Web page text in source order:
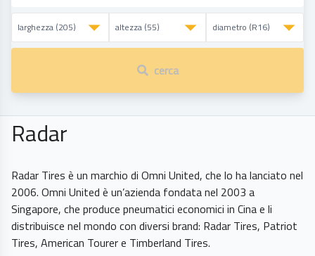
cerca
Radar
Radar Tires è un marchio di Omni United, che lo ha lanciato nel
2006. Omni United è un’azienda fondata nel 2003 a
Singapore, che produce pneumatici economici in Cina e li
distribuisce nel mondo con diversi brand: Radar Tires, Patriot